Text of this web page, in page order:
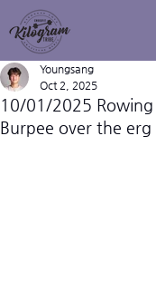
10/01/2025 Rowing
Burpee over the erg
Youngsang
Oct 2, 2025